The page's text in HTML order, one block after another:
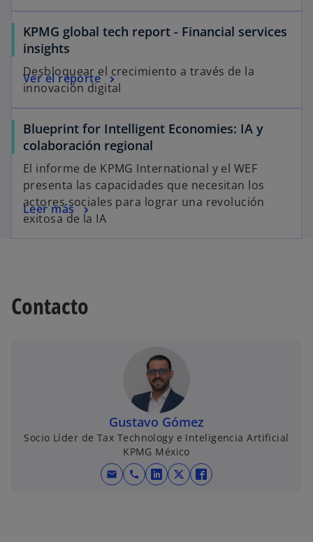
KPMG global tech report - Financial services
insights
Desbloquear el crecimiento a través de la
innovación digital
Ver el reporte
Blueprint for Intelligent Economies: IA y
colaboración regional
El informe de KPMG International y el WEF
presenta las capacidades que necesitan los
actores sociales para lograr una revolución
exitosa de la IA
Leer más
Contacto
Gustavo Gómez
Socio Líder de Tax Technology e Inteligencia Artificial
KPMG México
mail call
s
s
s